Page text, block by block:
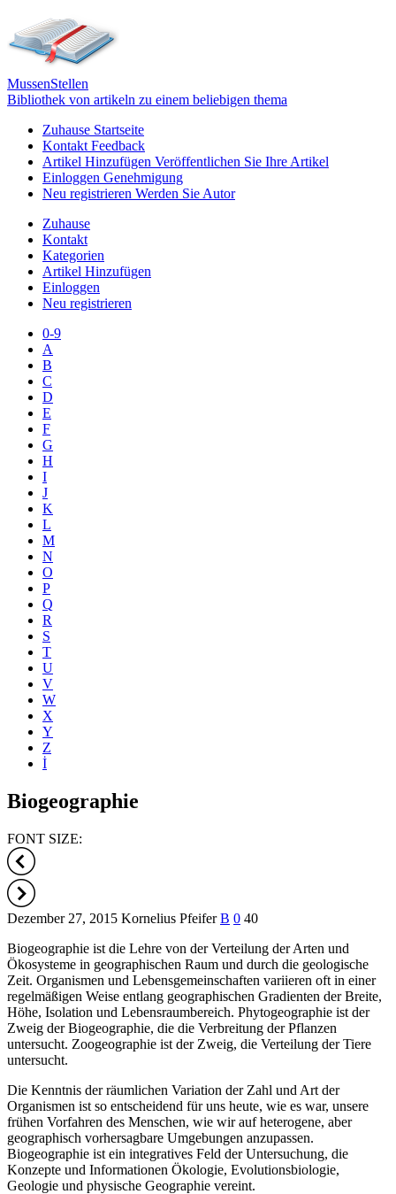
MussenStellen
Bibliothek von artikeln zu einem beliebigen thema
Zuhause Startseite
Kontakt Feedback
Artikel Hinzufügen Veröffentlichen Sie Ihre Artikel
Einloggen Genehmigung
Neu registrieren Werden Sie Autor
Zuhause
Kontakt
Kategorien
Artikel Hinzufügen
Einloggen
Neu registrieren
0-9
A
B
C
D
E
F
G
H
I
J
K
L
M
N
O
P
Q
R
S
T
U
V
W
X
Y
Z
İ
Biogeographie
FONT SIZE:
Dezember 27, 2015 Kornelius Pfeifer B 0 40
Biogeographie ist die Lehre von der Verteilung der Arten und
Ökosysteme in geographischen Raum und durch die geologische
Zeit. Organismen und Lebensgemeinschaften variieren oft in einer
regelmäßigen Weise entlang geographischen Gradienten der Breite,
Höhe, Isolation und Lebensraumbereich. Phytogeographie ist der
Zweig der Biogeographie, die die Verbreitung der Pflanzen
untersucht. Zoogeographie ist der Zweig, die Verteilung der Tiere
untersucht.
Die Kenntnis der räumlichen Variation der Zahl und Art der
Organismen ist so entscheidend für uns heute, wie es war, unsere
frühen Vorfahren des Menschen, wie wir auf heterogene, aber
geographisch vorhersagbare Umgebungen anzupassen.
Biogeographie ist ein integratives Feld der Untersuchung, die
Konzepte und Informationen Ökologie, Evolutionsbiologie,
Geologie und physische Geographie vereint.